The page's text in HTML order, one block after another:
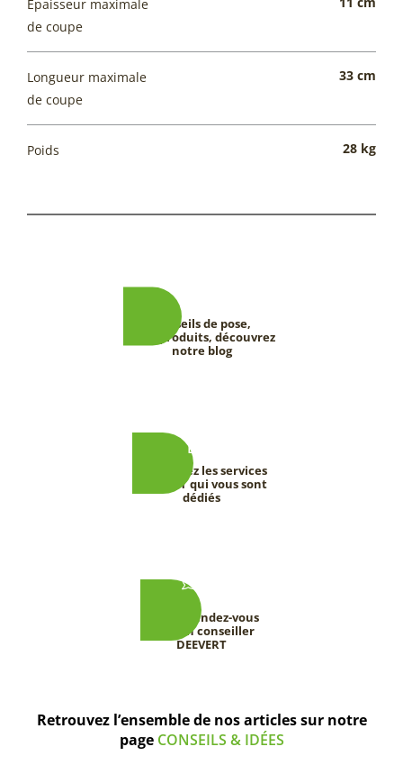
Épaisseur maximale
de coupe
Longueur maximale
de coupe
33 cm
Poids 28 kg
Conseils de pose,
tests produits, découvrez
notre blog
Découvrez les services
DEEVERT qui vous sont
dédiés
Prenez rendez-vous
avec un conseiller
DEEVERT
Retrouvez l’ensemble de nos articles sur notre
page CONSEILS & IDÉES